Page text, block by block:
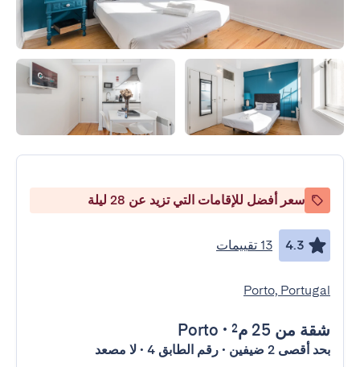
سعر أفضل للإقامات التي تزيد عن 28 ليلة
4.3 13 تقييمات
Porto, Portugal
شقة من 25 م² •
Porto
بحد أقصى 2 ضيفين • رقم الطابق 4 • لا مصعد